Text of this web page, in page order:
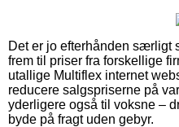
Det er jo efterhånden særligt
frem til priser fra forskellige
utallige Multiflex internet
reducere salgspriserne på
yderligere også til voksne –
byde på fragt uden gebyr.